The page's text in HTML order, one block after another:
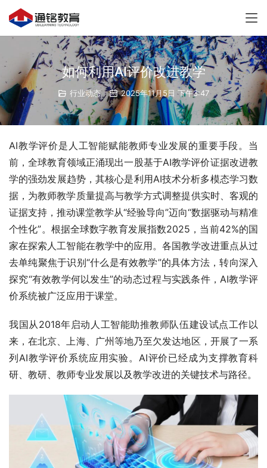
如何利用AI评价改进教学
行业动态 2025年11月5日 下午3:47
AI教学评价是人工智能赋能教师专业发展的重要手段。当
前，全球教育领域正涌现出一股基于AI教学评价证据改进教
学的强劲发展趋势，其核心是利用AI技术分析多模态学习数
据，为教师教学质量提高与教学方式调整提供实时、客观的
证据支持，推动课堂教学从“经验导向”迈向“数据驱动与精准
个性化”。根据全球数字教育发展指数2025，当前42%的国
家在探索人工智能在教学中的应用。各国教学改进重点从过
去单纯聚焦于识别“什么是有效教学”的具体方法，转向深入
探究“有效教学何以发生”的动态过程与实践条件，AI教学评
价系统被广泛应用于课堂。
我国从2018年启动人工智能助推教师队伍建设试点工作以
来，在北京、上海、广州等地乃至欠发达地区，开展了一系
列AI教学评价系统应用实验。AI评价已经成为支撑教育科
研、教研、教师专业发展以及教学改进的关键技术与路径。